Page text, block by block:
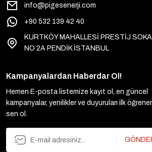
info@pigesenerji.com
+90 532 139 42 40
KURTKÖY MAHALLESİ PRESTİJ
NO 2A PENDİK İSTANBUL
Kampanyalardan Haberdar Ol!
Hemen E-posta listemize kayıt ol, en güncel
kampanyalar, yenilikler ve duyuruları ilk
sen ol.